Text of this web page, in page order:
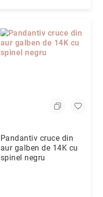
Pandantiv cruce din
aur galben de 14K cu
spinel negru